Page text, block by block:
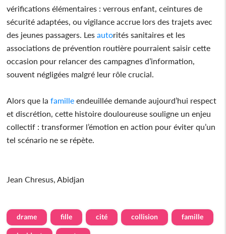
vérifications élémentaires : verrous enfant, ceintures de
sécurité adaptées, ou vigilance accrue lors des trajets avec
des jeunes passagers. Lesautorités sanitaires et les
associations de prévention routière pourraient saisir cette
occasion pour relancer des campagnes d’information,
souvent négligées malgré leur rôle crucial.
Alors que lafamille endeuillée demande aujourd’hui respect
et discrétion, cette histoire douloureuse souligne un enjeu
collectif : transformer l’émotion en action pour éviter qu’un
tel scénario ne se répète.
Jean Chresus, Abidjan
drame fille cité collision famille